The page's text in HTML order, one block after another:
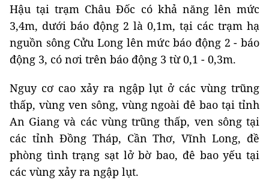
Hậu tại trạm Châu Đốc có khả năng lên mức
3,4m, dưới báo động 2 là 0,1m, tại các trạm hạ
nguồn sông Cửu Long lên mức báo động 2 - báo
động 3, có nơi trên báo động 3 từ 0,1 - 0,3m.
Nguy cơ cao xảy ra ngập lụt ở các vùng trũng
thấp, vùng ven sông, vùng ngoài đê bao tại tỉnh
An Giang và các vùng trũng thấp, ven sông tại
các tỉnh Đồng Tháp, Cần Thơ, Vĩnh Long, đề
phòng tình trạng sạt lở bờ bao, đê bao yếu tại
các vùng xảy ra ngập lụt.